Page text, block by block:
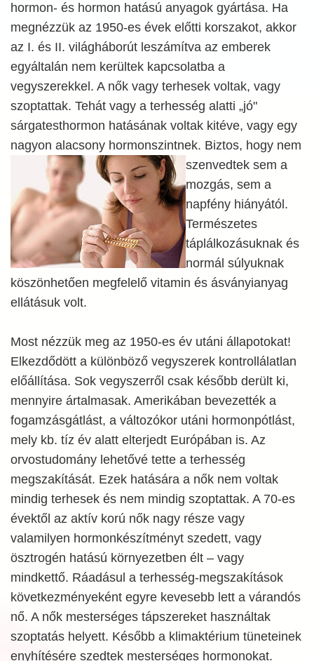
hormon- és hormon hatású anyagok gyártása. Ha
megnézzük az 1950-es évek előtti korszakot, akkor
az I. és II. világháborút leszámítva az emberek
egyáltalán nem kerültek kapcsolatba a
vegyszerekkel. A nők vagy terhesek voltak, vagy
szoptattak. Tehát vagy a terhesség alatti „jó"
sárgatesthormon hatásának voltak kitéve, vagy egy
nagyon alacsony hormonszintnek. Biztos, hogy nem
szenvedtek sem a
mozgás, sem a
napfény hiányától.
Természetes
táplálkozásuknak és
normál súlyuknak
köszönhetően megfelelő vitamin és ásványianyag
ellátásuk volt.
Most nézzük meg az 1950-es év utáni állapotokat!
Elkezdődött a különböző vegyszerek kontrollálatlan
előállítása. Sok vegyszerről csak később derült ki,
mennyire ártalmasak. Amerikában bevezették a
fogamzásgátlást, a változókor utáni hormonpótlást,
mely kb. tíz év alatt elterjedt Európában is. Az
orvostudomány lehetővé tette a terhesség
megszakítását. Ezek hatására a nők nem voltak
mindig terhesek és nem mindig szoptattak. A 70-es
évektől az aktív korú nők nagy része vagy
valamilyen hormonkészítményt szedett, vagy
ösztrogén hatású környezetben élt – vagy
mindkettő. Ráadásul a terhesség-megszakítások
következményeként egyre kevesebb lett a várandós
nő. A nők mesterséges tápszereket használtak
szoptatás helyett. Később a klimaktérium tüneteinek
enyhítésére szedtek mesterséges hormonokat.